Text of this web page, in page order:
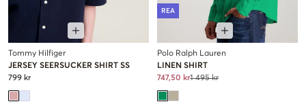
Tommy Hilfiger
JERSEY SEERSUCKER SHIRT SS
799 kr
REA
Polo Ralph Lauren
LINEN SHIRT
747,50 kr1 495 kr